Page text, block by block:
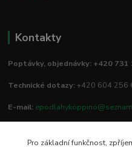
Kontakty
Poptávky, objednávky: +420 731
Technické dotazy:+420 604 256
E-mail:
Pro základní funkčnost,